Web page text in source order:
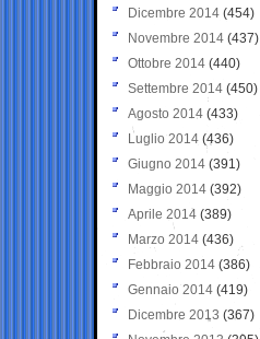
Dicembre 2014 (454)
Novembre 2014 (437)
Ottobre 2014 (440)
Settembre 2014 (450)
Agosto 2014 (433)
Luglio 2014 (436)
Giugno 2014 (391)
Maggio 2014 (392)
Aprile 2014 (389)
Marzo 2014 (436)
Febbraio 2014 (386)
Gennaio 2014 (419)
Dicembre 2013 (367)